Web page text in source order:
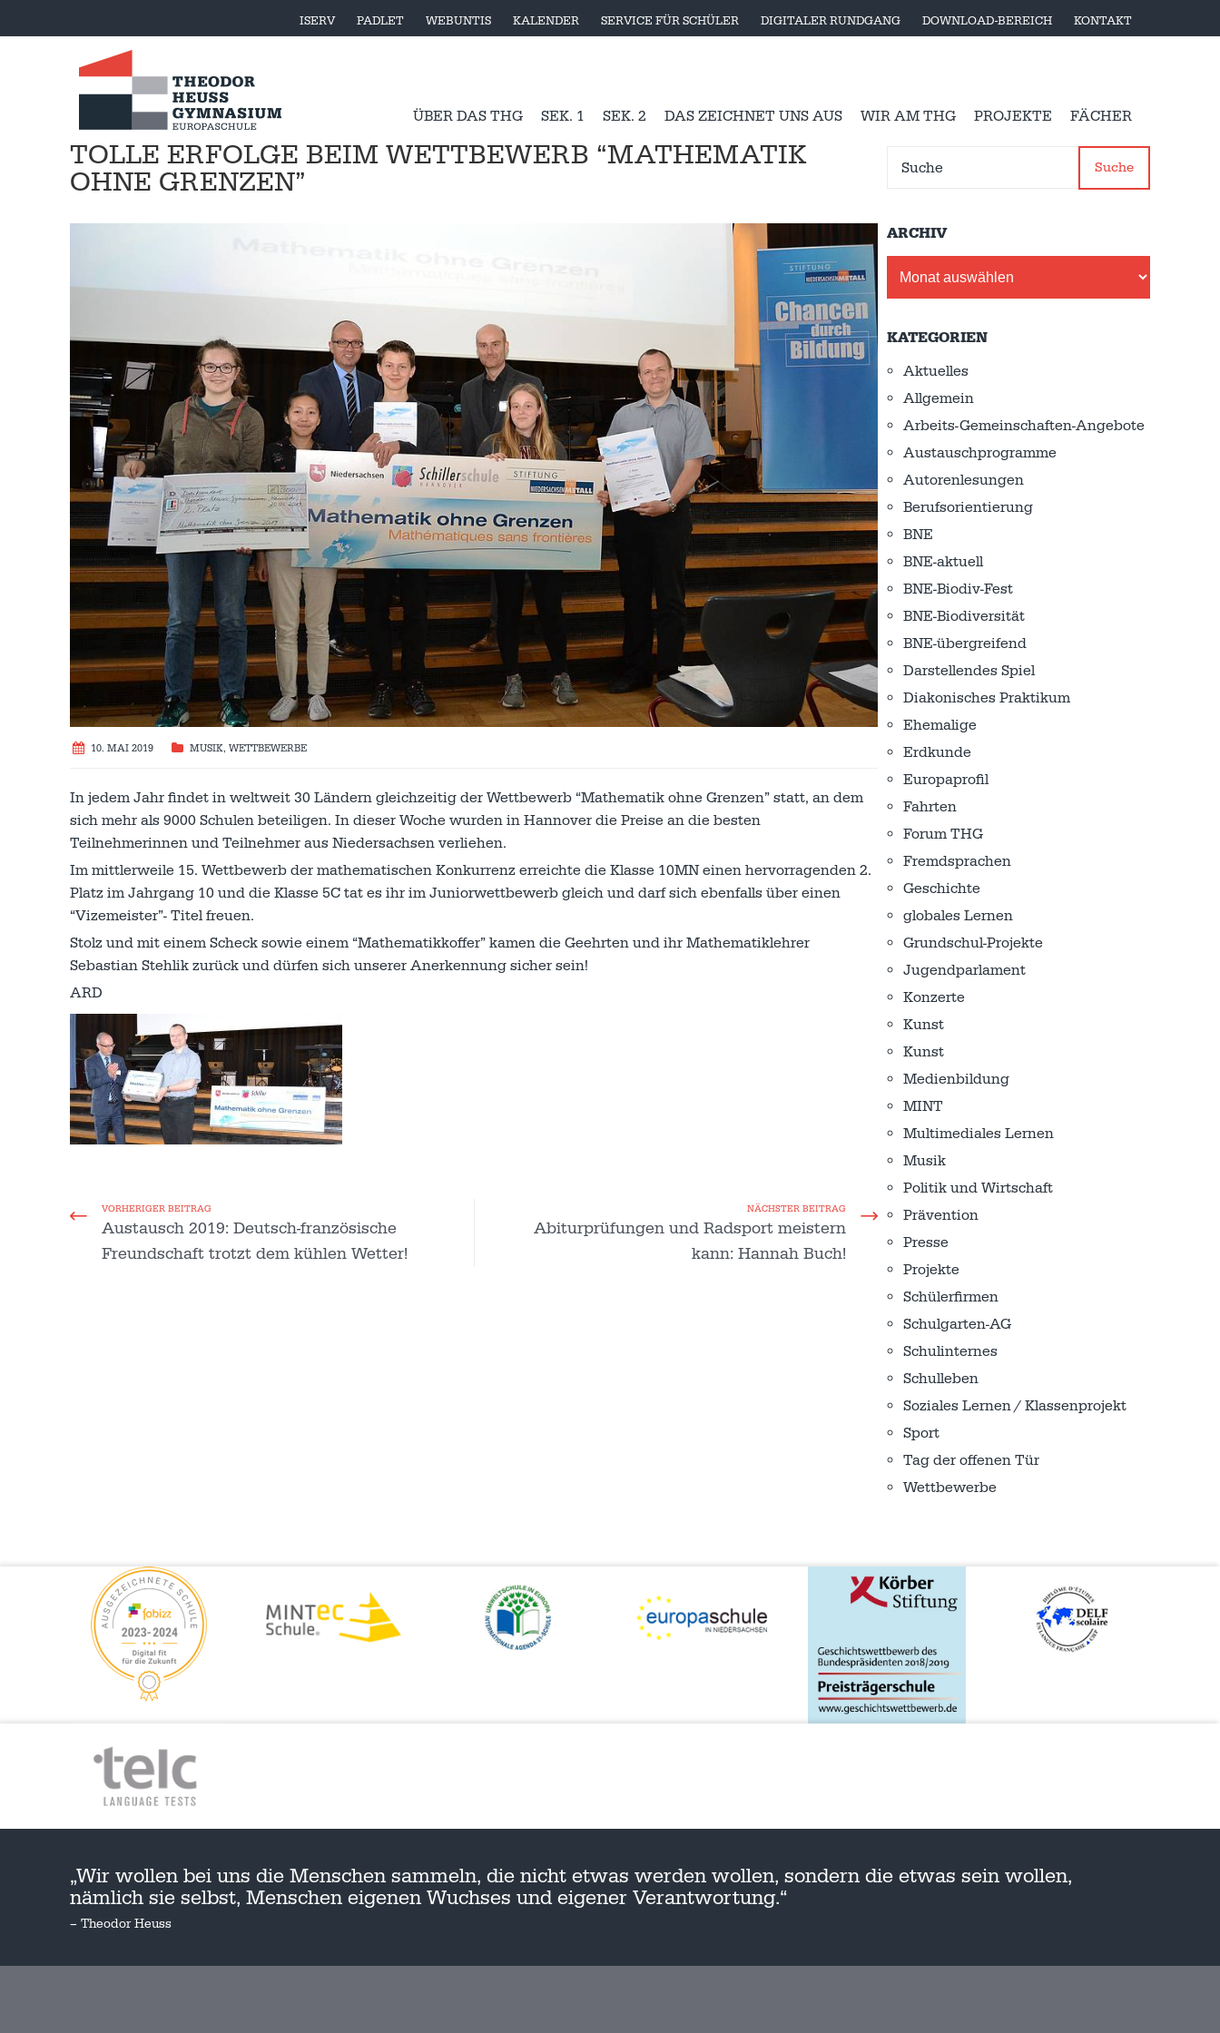
ISERV PADLET WEBUNTIS KALENDER SERVICE FÜR SCHÜLER DIGITALER RUNDGANG DOWNLOAD-BEREICH KONTAKT
ÜBER DAS THG SEK. 1 SEK. 2 DAS ZEICHNET UNS AUS WIR AM THG PROJEKTE FÄCHER
TOLLE ERFOLGE BEIM WETTBEWERB “MATHEMATIK
OHNE GRENZEN”
10. MAI 2019 MUSIK, WETTBEWERBE
In jedem Jahr findet in weltweit 30 Ländern gleichzeitig der Wettbewerb “Mathematik ohne Grenzen” statt, an dem
sich mehr als 9000 Schulen beteiligen. In dieser Woche wurden in Hannover die Preise an die besten
Teilnehmerinnen und Teilnehmer aus Niedersachsen verliehen.
Im mittlerweile 15. Wettbewerb der mathematischen Konkurrenz erreichte die Klasse 10MN einen hervorragenden 2.
Platz im Jahrgang 10 und die Klasse 5C tat es ihr im Juniorwettbewerb gleich und darf sich ebenfalls über einen
“Vizemeister”- Titel freuen.
Stolz und mit einem Scheck sowie einem “Mathematikkoffer” kamen die Geehrten und ihr Mathematiklehrer
Sebastian Stehlik zurück und dürfen sich unserer Anerkennung sicher sein!
ARD
VORHERIGER BEITRAG
Austausch 2019: Deutsch-französische
Freundschaft trotzt dem kühlen Wetter!
NÄCHSTER BEITRAG
Abiturprüfungen und Radsport meistern
kann: Hannah Buch!
Suche
ARCHIV
KATEGORIEN
Aktuelles
Allgemein
Arbeits-Gemeinschaften-Angebote
Austausch­programme
Autorenlesungen
Berufsorientierung
BNE
BNE-aktuell
BNE-Biodiv-Fest
BNE-Biodiversität
BNE-übergreifend
Darstellendes Spiel
Diakonisches Praktikum
Ehemalige
Erdkunde
Europaprofil
Fahrten
Forum THG
Fremdsprachen
Geschichte
globales Lernen
Grundschul-Projekte
Jugendparlament
Konzerte
Kunst
Kunst
Medienbildung
MINT
Multimediales Lernen
Musik
Politik und Wirtschaft
Prävention
Presse
Projekte
Schülerfirmen
Schulgarten-AG
Schulinternes
Schulleben
Soziales Lernen / Klassenprojekt
Sport
Tag der offenen Tür
Wettbewerbe
„Wir wollen bei uns die Menschen sammeln, die nicht etwas werden wollen, sondern die etwas sein wollen,
nämlich sie selbst, Menschen eigenen Wuchses und eigener Verantwortung.“
– Theodor Heuss